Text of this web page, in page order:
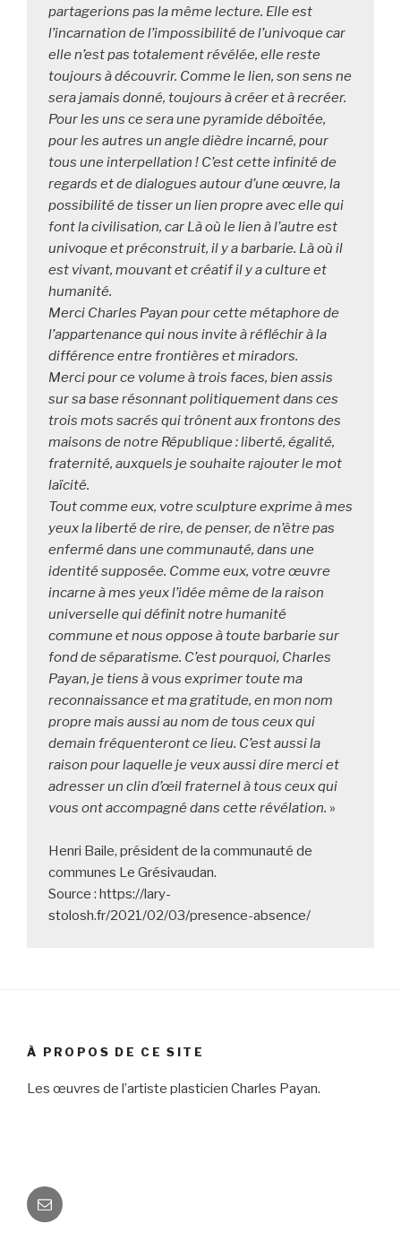
partagerions pas la même lecture. Elle est
l’incarnation de l’impossibilité de l’univoque car
elle n’est pas totalement révélée, elle reste
toujours à découvrir. Comme le lien, son sens ne
sera jamais donné, toujours à créer et à recréer.
Pour les uns ce sera une pyramide déboîtée,
pour les autres un angle dièdre incarné, pour
tous une interpellation ! C’est cette infinité de
regards et de dialogues autour d’une œuvre, la
possibilité de tisser un lien propre avec elle qui
font la civilisation, car Là où le lien à l’autre est
univoque et préconstruit, il y a barbarie. Là où il
est vivant, mouvant et créatif il y a culture et
humanité.
Merci Charles Payan pour cette métaphore de
l’appartenance qui nous invite à réfléchir à la
différence entre frontières et miradors.
Merci pour ce volume à trois faces, bien assis
sur sa base résonnant politiquement dans ces
trois mots sacrés qui trônent aux frontons des
maisons de notre République : liberté, égalité,
fraternité, auxquels je souhaite rajouter le mot
laïcité.
Tout comme eux, votre sculpture exprime à mes
yeux la liberté de rire, de penser, de n’être pas
enfermé dans une communauté, dans une
identité supposée. Comme eux, votre œuvre
incarne à mes yeux l’idée même de la raison
universelle qui définit notre humanité
commune et nous oppose à toute barbarie sur
fond de séparatisme. C’est pourquoi, Charles
Payan, je tiens à vous exprimer toute ma
reconnaissance et ma gratitude, en mon nom
propre mais aussi au nom de tous ceux qui
demain fréquenteront ce lieu. C’est aussi la
raison pour laquelle je veux aussi dire merci et
adresser un clin d’œil fraternel à tous ceux qui
vous ont accompagné dans cette révélation. »
Henri Baile, président de la communauté de
communes Le Grésivaudan.
Source : https://lary-
stolosh.fr/2021/02/03/presence-absence/
À PROPOS DE CE SITE
Les œuvres de l’artiste plasticien Charles Payan.
E-
mail